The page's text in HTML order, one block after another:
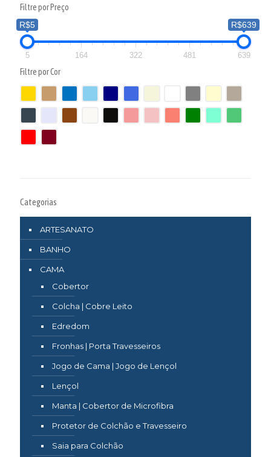
Filtre por Preço
R$5
R$639
5 164 322 481 639
Filtre por Cor
Categorias
ARTESANATO
BANHO
CAMA
Cobertor
Colcha | Cobre Leito
Edredom
Fronhas | Porta Travesseiros
Jogo de Cama | Jogo de Lençol
Lençol
Manta | Cobertor de Microfibra
Protetor de Colchão e Travesseiro
Saia para Colchão